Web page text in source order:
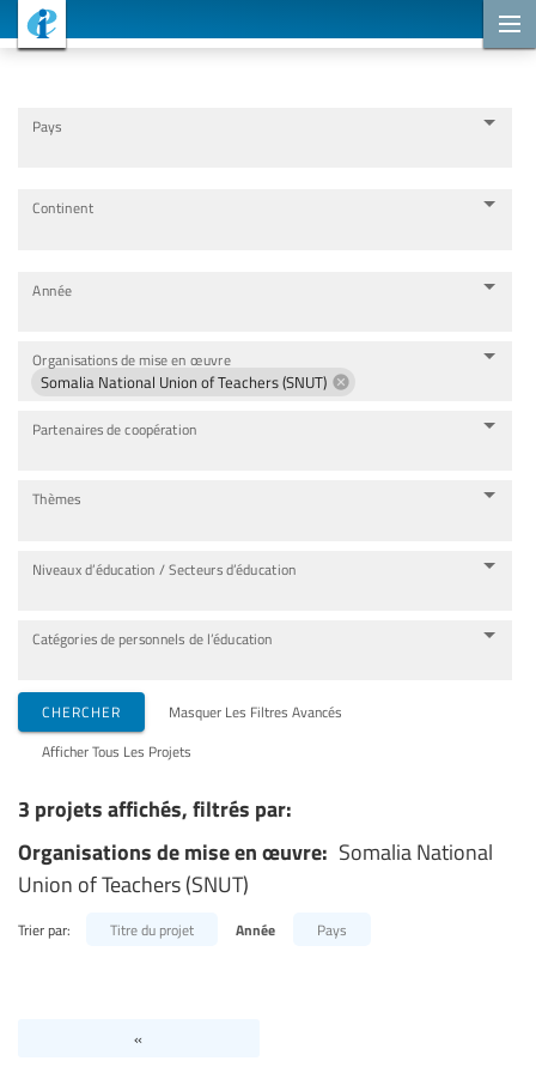
Pays
Continent
Année
Organisations de mise en œuvre
Somalia National Union of Teachers (SNUT)
Partenaires de coopération
Thèmes
Niveaux d’éducation / Secteurs d’éducation
Catégories de personnels de l’éducation
CHERCHER Masquer Les Filtres Avancés
Afficher Tous Les Projets
3 projets affichés, filtrés par:
Organisations de mise en œuvre: Somalia National
Union of Teachers (SNUT)
Trier par: Titre du projet Année Pays
«